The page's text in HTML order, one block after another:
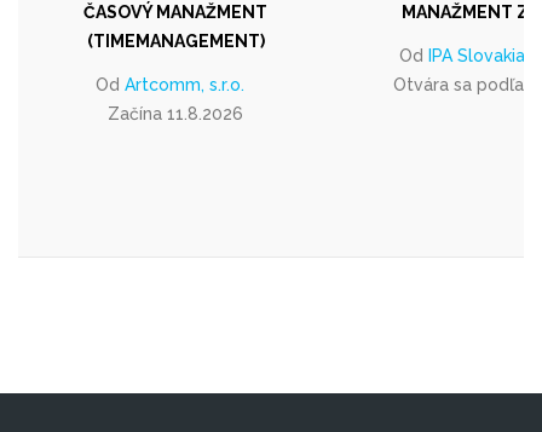
ČASOVÝ MANAŽMENT
(TIMEMANAGEMENT)
Od Artcomm, s.r.o.
Začína 11.8.2026
MANAŽMENT
Od IPA Slovakia,
Otvára sa podľa